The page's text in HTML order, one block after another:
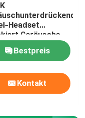
Headset
Geräusche
in
Bestpreis
Kontakt